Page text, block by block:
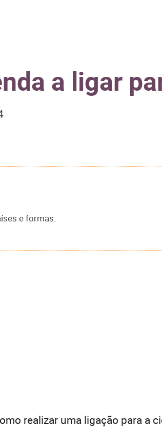
a ligar
e formas:
realizar uma ligação para a